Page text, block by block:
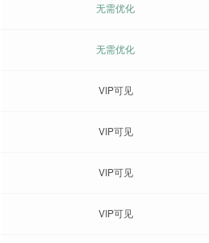
无需优化
无需优化
VIP可见
VIP可见
VIP可见
VIP可见